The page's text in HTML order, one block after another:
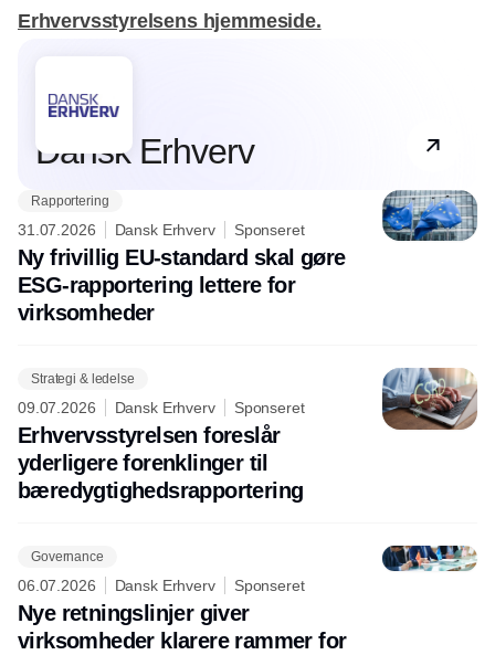
Erhvervsstyrelsens hjemmeside.
Partner
Dansk Erhverv
Rapportering
31.07.2026 Dansk Erhverv Sponseret
Ny frivillig EU-standard skal gøre
ESG-rapportering lettere for
virksomheder
Strategi & ledelse
09.07.2026 Dansk Erhverv Sponseret
Erhvervsstyrelsen foreslår
yderligere forenklinger til
bæredygtighedsrapportering
Governance
06.07.2026 Dansk Erhverv Sponseret
Nye retningslinjer giver
virksomheder klarere rammer for